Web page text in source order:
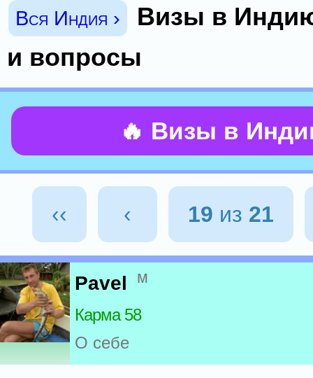
Вся Индия ›
Визы в
и вопросы
🔥 Визы в
‹‹ ‹ 19 из 21
Pavel м
Карма 58
О себе